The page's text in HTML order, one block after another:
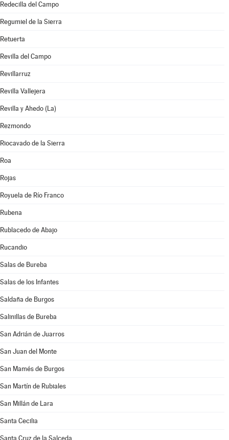
Redecilla del Campo
Regumiel de la Sierra
Retuerta
Revilla del Campo
Revillarruz
Revilla Vallejera
Revilla y Ahedo (La)
Rezmondo
Riocavado de la Sierra
Roa
Rojas
Royuela de Río Franco
Rubena
Rublacedo de Abajo
Rucandio
Salas de Bureba
Salas de los Infantes
Saldaña de Burgos
Salinillas de Bureba
San Adrián de Juarros
San Juan del Monte
San Mamés de Burgos
San Martín de Rubiales
San Millán de Lara
Santa Cecilia
Santa Cruz de la Salceda